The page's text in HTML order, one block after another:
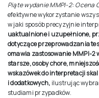
Piąte wydanie MMPI-2: Ocena
efektywne wykorzystanie
w jaki sposób precyzyjnie
uaktualnione i uzupełnione,
dotyczące przeprowadzania
omawia zastosowanie MMPI-2
starsze, osoby chore,
wskazówek do interpretacji
i dodatkowych, ilustrując
studiami przypadków.